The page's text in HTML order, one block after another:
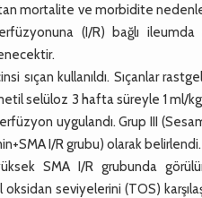
mortalite ve morbidite
(I/R) bağlı
sıçan kullanıldı. Sıçanlar
selüloz 3 hafta süreyle 1 ml/
uygulandı. Grup III
I/R grubu) olarak belirlendi.
SMA I/R grubunda
seviyelerini (TOS)